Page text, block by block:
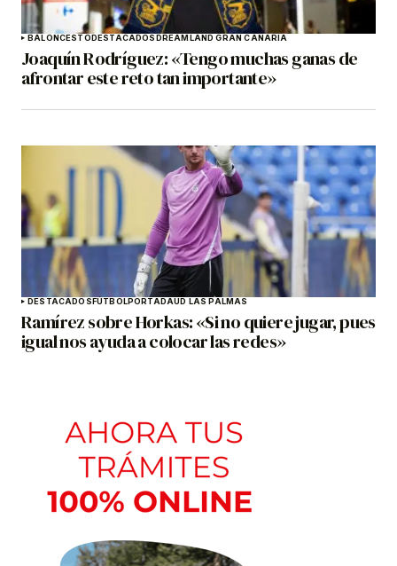
BALONCESTODESTACADOSDREAMLAND GRAN CANARIA
Joaquín Rodríguez: «Tengo muchas ganas de
afrontar este reto tan importante»
DESTACADOSFÚTBOLPORTADAUD LAS PALMAS
Ramírez sobre Horkas: «Si no quiere jugar, pues
igual nos ayuda a colocar las redes»